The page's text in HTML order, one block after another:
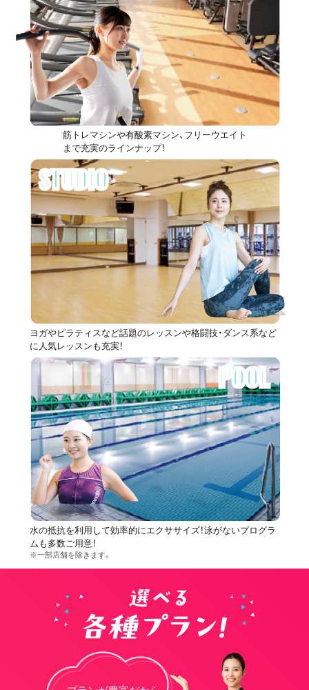
筋トレマシンや有酸素マシン、フリーウエイト
まで充実のラインナップ！
STUDIO
ヨガやピラティスなど話題のレッスンや格闘技・ダンス系など
に人気レッスンも充実！
POOL
水の抵抗を利用して効率的にエクササイズ！泳がないプログラ
ムも多数ご用意！
※一部店舗を除きます。